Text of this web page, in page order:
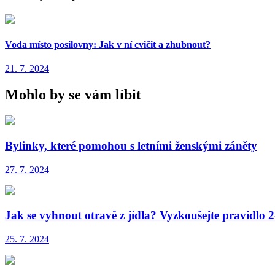
Voda místo posilovny: Jak v ní cvičit a zhubnout?
21. 7. 2024
Mohlo by se vám líbit
Bylinky, které pomohou s letními ženskými záněty
27. 7. 2024
Jak se vyhnout otravě z jídla? Vyzkoušejte pravidlo
25. 7. 2024